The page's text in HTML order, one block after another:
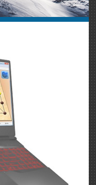
à vos besoins".